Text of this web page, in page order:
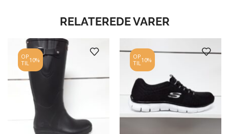
RELATEREDE VARER
OP
TIL10%
OP
TIL10%